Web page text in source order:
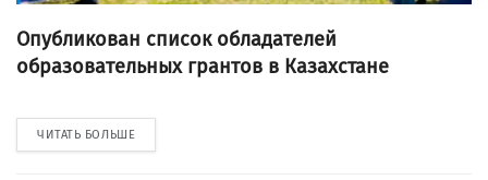
Опубликован список обладателей
образовательных грантов в Казахстане
ЧИТАТЬ БОЛЬШЕ